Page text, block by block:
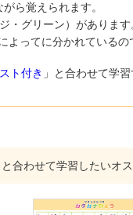
ら覚えられます。
・グリーン）があります
よってに分かれているの
ト付き 」と合わせて学
合わせて学習したいオ